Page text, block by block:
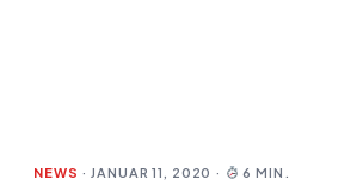
NEWS · JANUAR 11, 2020 · 6 MIN.